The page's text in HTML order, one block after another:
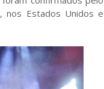
Estados Unidos e